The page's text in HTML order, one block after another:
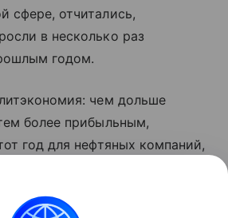
сфере, отчитались,
в несколько раз
годом.
чем дольше
более прибыльным,
год для нефтяных компаний,
— заключил Жданов.